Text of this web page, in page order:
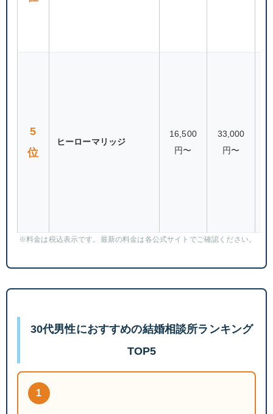
5
位
ヒーローマリッジ
16,500
円〜
33,000
円〜
※料金は税込表示です。最新の料金は各公式サイトでご確認ください。
30代男性におすすめの結婚相談所ランキング
TOP5
1